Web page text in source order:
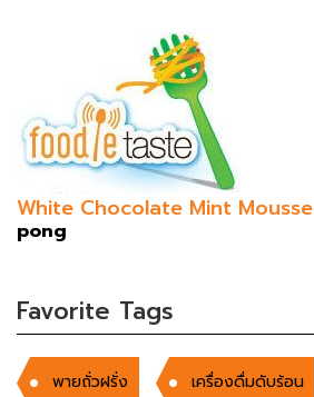
White Chocolate Mint Mousse
pong
Favorite Tags
พายถั่วฝรั่ง เครื่องดื่มดับร้อน